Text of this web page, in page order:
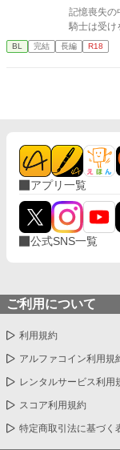
も従者もご
婚約も従者契
もっと執着してきてーー
記憶喪失の
BL 完結 長編 R18
アプリ一覧
公式SNS一覧
ご利用について
利用規約
アルファコイン利用規
レンタルサービス利用
スコア利用規約
特定商取引法に基づく